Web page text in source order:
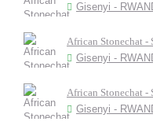
Gisenyi -
African Stonechat -
Gisenyi -
African Stonechat -
Gisenyi -